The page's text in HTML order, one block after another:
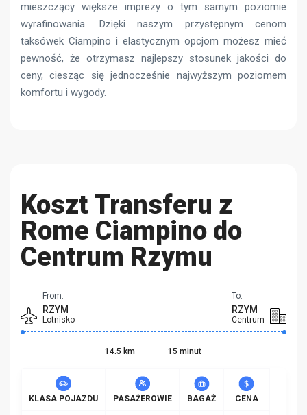
mieszczący większe imprezy o tym samym poziomie
wyrafinowania. Dzięki naszym przystępnym cenom
taksówek Ciampino i elastycznym opcjom możesz mieć
pewność, że otrzymasz najlepszy stosunek jakości do
ceny, ciesząc się jednocześnie najwyższym poziomem
komfortu i wygody.
Koszt Transferu z
Rome Ciampino do
Centrum Rzymu
From:
RZYM
Lotnisko
To:
RZYM
Centrum
14.5 km 15 minut
KLASA POJAZDU PASAŻEROWIE BAGAŻ CENA